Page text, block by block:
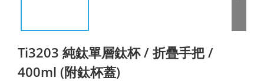
Ti3203 純鈦單層鈦杯 / 折疊手把 /
400ml (附鈦杯蓋)